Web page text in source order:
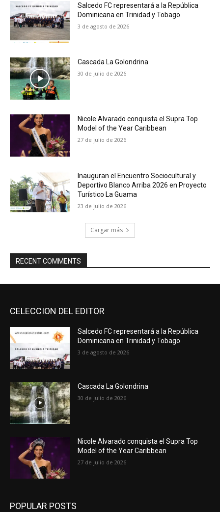
Salcedo FC representará a la República
Dominicana en Trinidad y Tobago
3 de agosto de 2026
Cascada La Golondrina
30 de julio de 2026
Nicole Alvarado conquista el Supra Top
Model of the Year Caribbean
27 de julio de 2026
Inauguran el Encuentro Sociocultural y
Deportivo Blanco Arriba 2026 en Proyecto
Turístico La Guama
23 de julio de 2026
Cargar más
RECENT COMMENTS
CELECCION DEL EDITOR
Salcedo FC representará a la República
Dominicana en Trinidad y Tobago
3 de agosto de 2026
Cascada La Golondrina
30 de julio de 2026
Nicole Alvarado conquista el Supra Top
Model of the Year Caribbean
27 de julio de 2026
POPULAR POSTS